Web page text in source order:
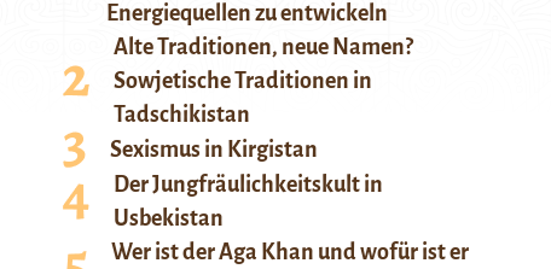
Energiequellen zu entwickeln
Alte Traditionen, neue Namen?
Sowjetische Traditionen in
Tadschikistan
Sexismus in Kirgistan
Der Jungfräulichkeitskult in
Usbekistan
Wer ist der Aga Khan und wofür ist er